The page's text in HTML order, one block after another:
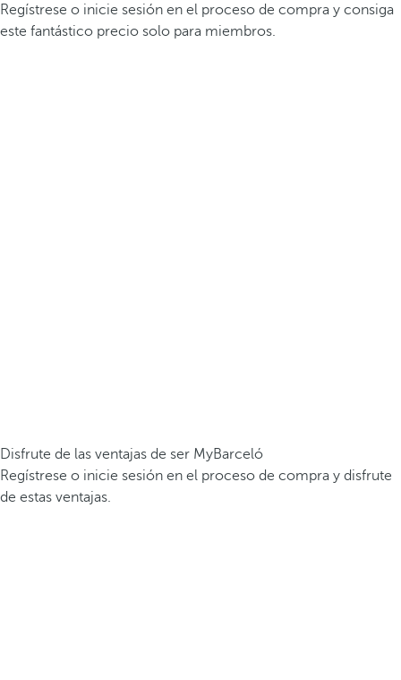
Regístrese o inicie sesión en el proceso de compra y consiga
este fantástico precio solo para miembros.
Disfrute de las ventajas de ser MyBarceló
Regístrese o inicie sesión en el proceso de compra y disfrute
de estas ventajas.